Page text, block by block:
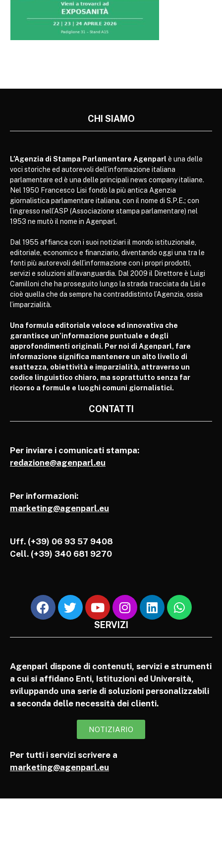
CHI SIAMO
L’Agenzia di Stampa Parlamentare Agenparl è una delle
voci storiche ed autorevoli dell’informazione italiana
parlamentare ed è una delle principali news company italiane.
Nel 1950 Francesco Lisi fondò la più antica Agenzia
giornalistica parlamentare italiana, con il nome di S.P.E.; con
l’ingresso nell’ASP (Associazione stampa parlamentare) nel
1953 ne mutò il nome in Agenparl.
Dal 1955 affianca con i suoi notiziari il mondo istituzionale,
editoriale, economico e finanziario, diventando oggi una tra le
fonti più autorevoli dell’informazione con i propri prodotti,
servizi e soluzioni all’avanguardia. Dal 2009 il Direttore è Luigi
Camilloni che ha proseguito lungo la strada tracciata da Lisi e
cioè quella che da sempre ha contraddistinto l’Agenzia, ossia
l’imparzialità.
Una formula editoriale veloce ed innovativa che
garantisce un’informazione puntuale e degli
approfondimenti originali. Per noi di Agenparl, fare
informazione significa mantenere un alto livello di
esattezza, obiettività e imparzialità, attraverso un
codice linguistico chiaro, ma soprattutto senza far
ricorso a formule e luoghi comuni giornalistici.
CONTATTI
Per inviare i comunicati stampa:
redazione@agenparl.eu
Per informazioni:
marketing@agenparl.eu
Uff. (+39) 06 93 57 9408
Cell. (+39) 340 681 9270
SERVIZI
Agenparl dispone di contenuti, servizi e strumenti
a cui si affidano Enti, Istituzioni ed Università,
sviluppando una serie di soluzioni personalizzabili
a seconda delle necessità dei clienti.
NOTIZIARIO
Per tutti i servizi scrivere a
marketing@agenparl.eu